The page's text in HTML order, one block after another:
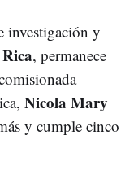
investigación y
, permanece
Nicola Mary
y cumple cinco